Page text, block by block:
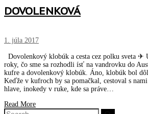
DOVOLENKOVÁ
1. júla 2017
Dovolenkový klobúk a cesta cez polku sveta ✈
roky, čo sme sa rozhodli ísť na vandrovku do
kufre a dovolenkový klobúk. Áno, klobúk bol
Keďže v kufroch by sa pomačkal, cestoval s
hlave, inokedy v ruke, kde sa práve…
Read More